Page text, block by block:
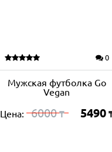
0
Мужская футболка Go
Vegan
Цена: 6000₸ 5490